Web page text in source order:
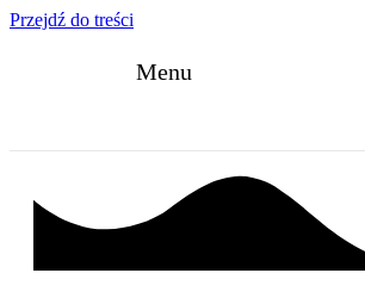
Przejdź do treści
Menu